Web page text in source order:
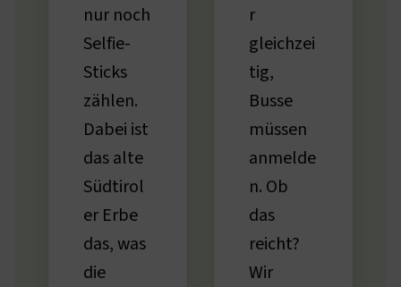
nur noch
Selfie-
Sticks
zählen.
Dabei ist
das alte
Südtirol
er Erbe
das, was
die
r
gleichzei
tig,
Busse
müssen
anmelde
n. Ob
das
reicht?
Wir